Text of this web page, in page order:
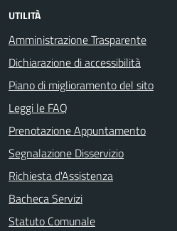
UTILITÀ
Amministrazione Trasparente
Dichiarazione di accessibilità
Piano di miglioramento del sito
Leggi le FAQ
Prenotazione Appuntamento
Segnalazione Disservizio
Richiesta d'Assistenza
Bacheca Servizi
Statuto Comunale